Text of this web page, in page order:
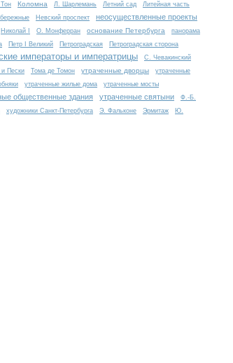
Коломна Л. Шарлемань Летний сад
Литейная часть
Невский проспект
неосуществленные проекты
Николай I О. Монферран основание Петербурга
панорама
Петр I Великий Петроградская Петроградская сторона
императоры и императрицы
С. Чевакинский
Пески
Тома де Томон утраченные дворцы
утраченные
утраченные жилые дома утраченные мосты
общественные здания утраченные святыни
Ф.-Б.
художники Санкт-Петербурга Э. Фальконе Эрмитаж
Ю.